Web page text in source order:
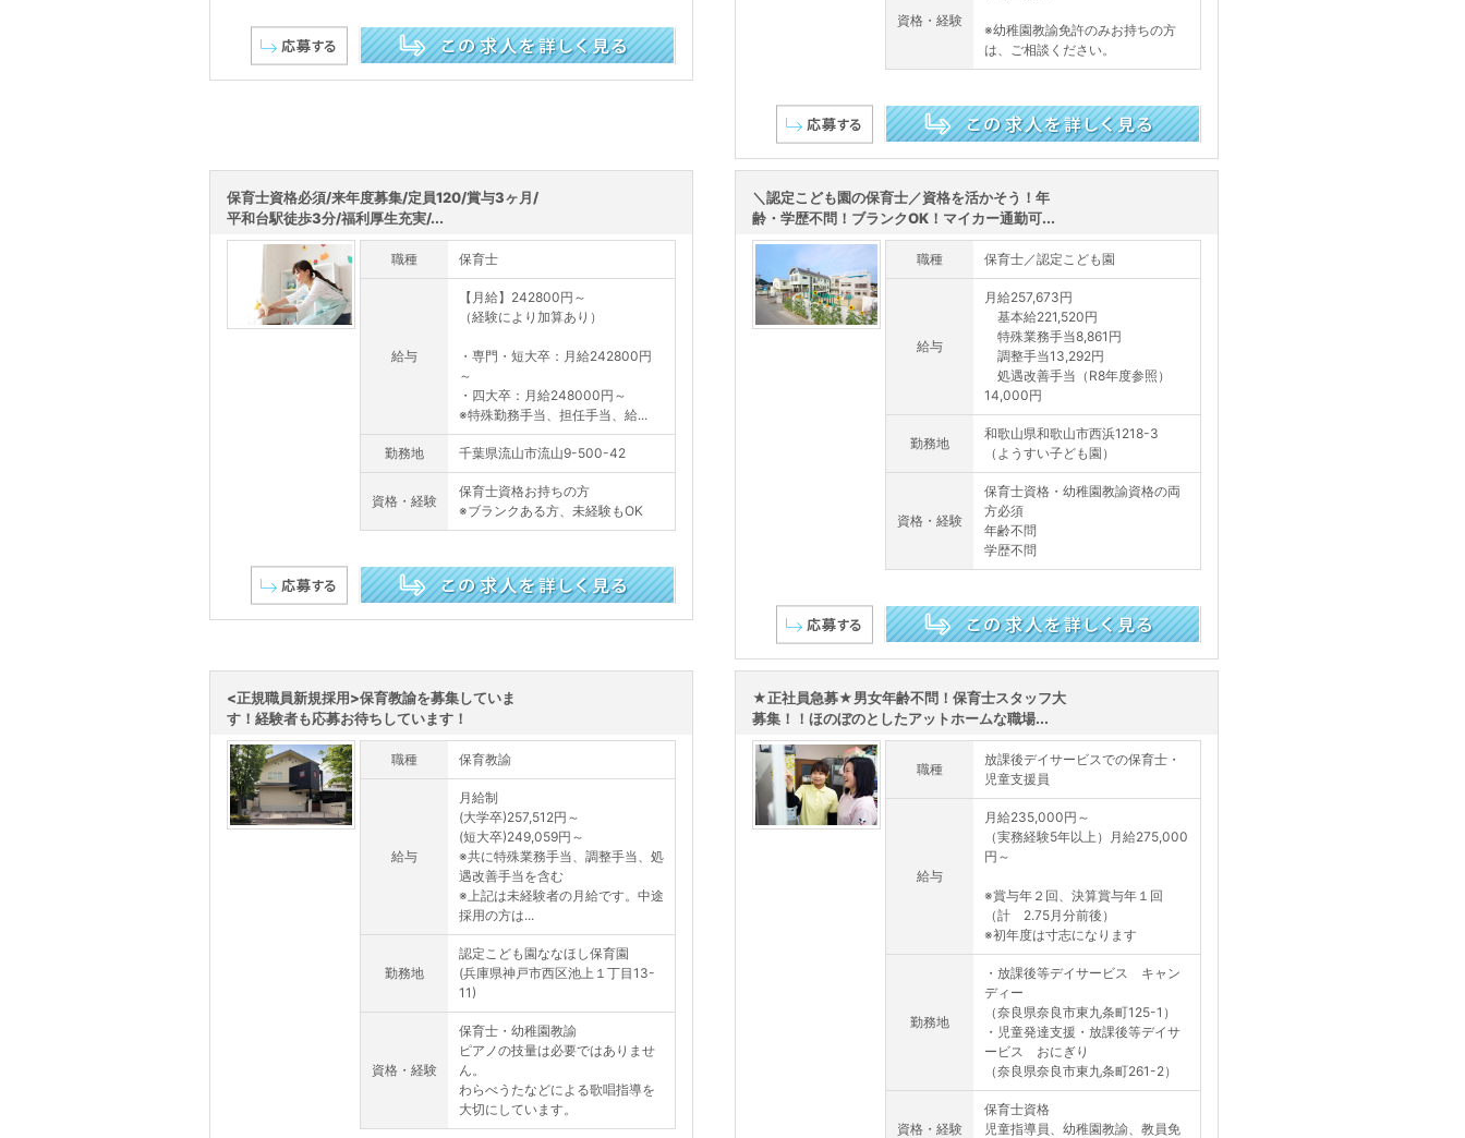
資格・経験
※幼稚園教諭免許のみお持ちの方
は、ご相談ください。
保育士資格必須/来年度募集/定員120/賞与3ヶ月/
平和台駅徒歩3分/福利厚生充実/...
職種 保育士
給与
【月給】242800円～
（経験により加算あり）
・専門・短大卒：月給242800円
～
・四大卒：月給248000円～
※特殊勤務手当、担任手当、給...
勤務地 千葉県流山市流山9-500-42
資格・経験
保育士資格お持ちの方
※ブランクある方、未経験もOK
＼認定こども園の保育士／資格を活かそう！年
齢・学歴不問！ブランクOK！マイカー通勤可...
職種 保育士／認定こども園
給与
月給257,673円
基本給221,520円
特殊業務手当8,861円
調整手当13,292円
処遇改善手当（R8年度参照）
14,000円
勤務地
和歌山県和歌山市西浜1218-3
（ようすい子ども園）
資格・経験
保育士資格・幼稚園教諭資格の両
方必須
年齢不問
学歴不問
<正規職員新規採用>保育教諭を募集していま
す！経験者も応募お待ちしています！
職種 保育教諭
給与
月給制
(大学卒)257,512円～
(短大卒)249,059円～
※共に特殊業務手当、調整手当、処
遇改善手当を含む
※上記は未経験者の月給です。中途
採用の方は...
勤務地
認定こども園ななほし保育園
(兵庫県神戸市西区池上１丁目13-
11)
資格・経験
保育士・幼稚園教諭
ピアノの技量は必要ではありませ
ん。
わらべうたなどによる歌唱指導を
大切にしています。
★正社員急募★男女年齢不問！保育士スタッフ大
募集！！ほのぼのとしたアットホームな職場...
職種
放課後デイサービスでの保育士・
児童支援員
給与
月給235,000円～
（実務経験5年以上）月給275,000
円～
※賞与年２回、決算賞与年１回
（計 2.75月分前後）
※初年度は寸志になります
勤務地
・放課後等デイサービス キャン
ディー
（奈良県奈良市東九条町125-1）
・児童発達支援・放課後等デイサ
ービス おにぎり
（奈良県奈良市東九条町261-2）
資格・経験
保育士資格
児童指導員、幼稚園教諭、教員免